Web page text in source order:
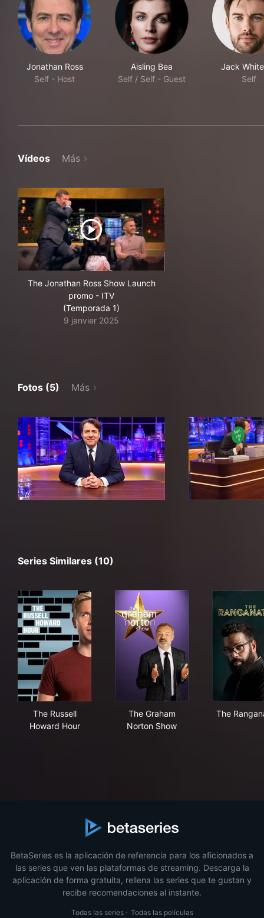
Jonathan Ross
Self - Host
Aisling Bea
Self / Self - Guest
Jack
Self
Vídeos Más
The Jonathan Ross Show Launch
promo - ITV
(Temporada 1)
9 janvier 2025
Fotos (5) Más
Series Similares (10)
The Russell
Howard Hour
The Graham
Norton Show
The
BetaSeries es la aplicación de referencia para los aficionados a
las series que ven las plataformas de streaming. Descarga la
aplicación de forma gratuita, rellena las series que te gustan y
recibe recomendaciones al instante.
Todas las series· Todas las películas